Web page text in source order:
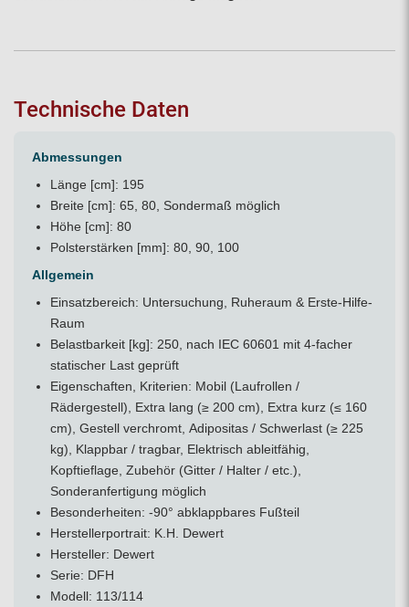
Technische Daten
Abmessungen
Länge [cm]: 195
Breite [cm]: 65, 80, Sondermaß möglich
Höhe [cm]: 80
Polsterstärken [mm]: 80, 90, 100
Allgemein
Einsatzbereich: Untersuchung, Ruheraum & Erste-Hilfe-
Raum
Belastbarkeit [kg]: 250, nach IEC 60601 mit 4-facher
statischer Last geprüft
Eigenschaften, Kriterien: Mobil (Laufrollen /
Rädergestell), Extra lang (≥ 200 cm), Extra kurz (≤ 160
cm), Gestell verchromt, Adipositas / Schwerlast (≥ 225
kg), Klappbar / tragbar, Elektrisch ableitfähig,
Kopftieflage, Zubehör (Gitter / Halter / etc.),
Sonderanfertigung möglich
Besonderheiten: -90° abklappbares Fußteil
Herstellerportrait: K.H. Dewert
Hersteller: Dewert
Serie: DFH
Modell: 113/114